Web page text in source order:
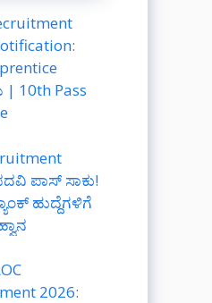
| 10th Pass
ಪಾಸ್ ಸಾಕು!
ಹುದ್ದೆಗಳಿಗೆ
2026: